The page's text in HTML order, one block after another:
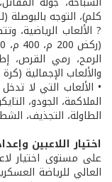
كلم)، التوجه بالبوصلة
الرمح، رمي القرص،
والألعاب الإجمالية
• الألعاب التي لا
الملاكمة، الجودو،
الطاولة، التجذيف،
اختيار اللاعبين
على مستوى اختيار
العالي للرياضة